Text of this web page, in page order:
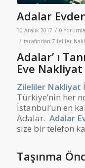
Adalar
30 Aralık 2017 / 0
/ tarafından Zileliler
Adalar’ ı
Eve Nakliyat
Zileliler Nakliyat
Türkiye’nin her
İstanbul’un en
Adalar. Adalar
size bir telefon
Taşınma